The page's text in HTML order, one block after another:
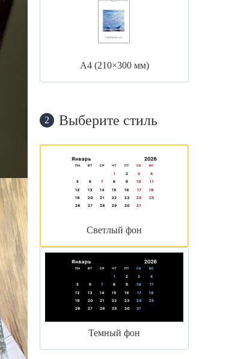
А4 (210×300 мм)
2 Выберите стиль
Светлый фон
Темный фон